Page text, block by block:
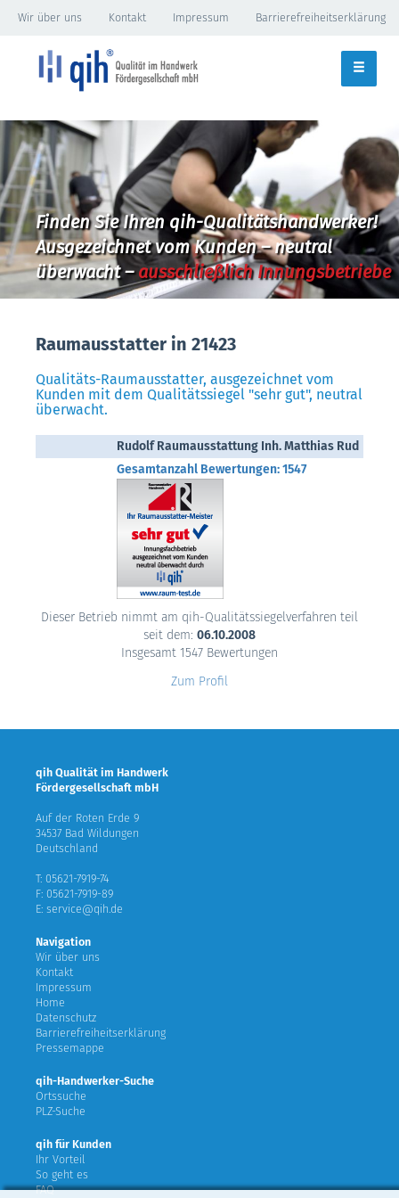
Wir über uns Kontakt Impressum Barrierefreiheitserklärung
Finden Sie Ihren qih-Qualitätshandwerker!
Ausgezeichnet vom Kunden – neutral
überwacht –ausschließlich Innungsbetriebe
Raumausstatter in 21423
Qualitäts-Raumausstatter, ausgezeichnet vom
Kunden mit dem Qualitätssiegel "sehr gut", neutral
überwacht.
Rudolf Raumausstattung Inh. Matthias Rud
Gesamtanzahl Bewertungen: 1547
Dieser Betrieb nimmt am qih-Qualitätssiegelverfahren teil
seit dem: 06.10.2008
Insgesamt 1547 Bewertungen
Zum Profil
qih Qualität im Handwerk
Fördergesellschaft mbH
Auf der Roten Erde 9
34537 Bad Wildungen
Deutschland
T: 05621-7919-74
F: 05621-7919-89
E: service@qih.de
Navigation
Wir über uns
Kontakt
Impressum
Home
Datenschutz
Barrierefreiheitserklärung
Pressemappe
qih-Handwerker-Suche
Ortssuche
PLZ-Suche
qih für Kunden
Ihr Vorteil
So geht es
FAQ